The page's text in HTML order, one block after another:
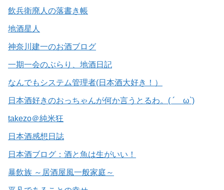
飲兵衛廃人の落書き帳
地酒星人
神奈川建一のお酒ブログ
一期一会のぶらり、地酒日記
なんでもシステム管理者(日本酒大好き！）
日本酒好きのおっちゃんが何か言うとるわ。( ´ ω`)
takezo＠純米狂
日本酒感想日誌
日本酒ブログ：酒と魚は生がいい！
暴飲族 ～居酒屋風一般家庭～